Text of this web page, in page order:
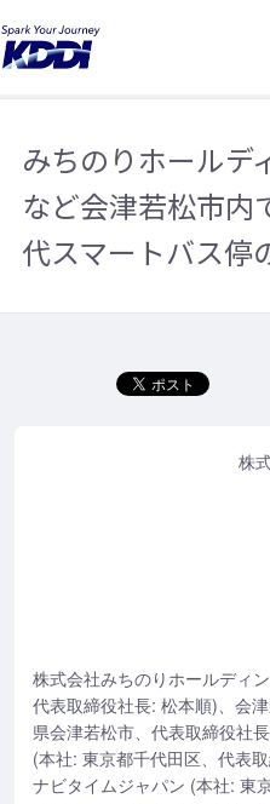
メニュ
KDDIホーム
のりホールディングス (会津バス) など
ートバス停の実証実験を開始
みちのりホールデ
など会津若松市内
代スマートバス停
株
株式会社みちのりホールディ
代表取締役社長: 松本順)、会
県会津若松市、代表取締役社
(本社: 東京都千代田区、代表
ナビタイムジャパン (本社: 東